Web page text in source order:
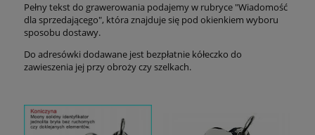
Pełny tekst do grawerowania podajemy w rubryce "Wiadomość
dla sprzedającego", która znajduje się pod okienkiem wyboru
sposobu dostawy.
Do adresówki dodawane jest bezpłatnie kółeczko do
zawieszenia jej przy obroży czy szelkach.